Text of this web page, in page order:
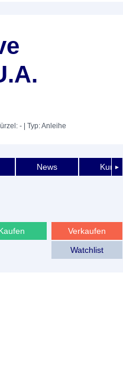
- | Typ: Anleihe
►
News
Verkaufen
Watchlist